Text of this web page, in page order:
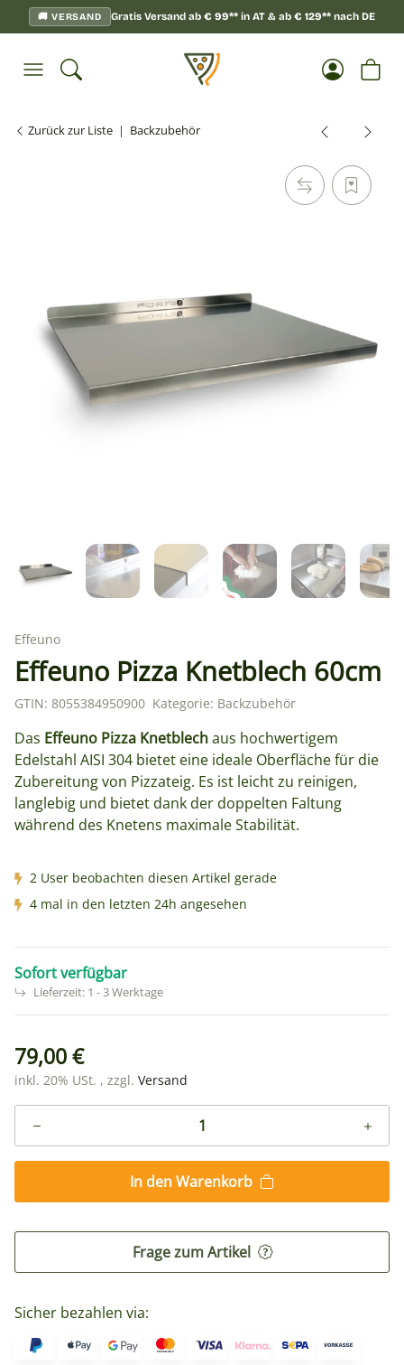
🚚 VERSAND Gratis Versand ab € 99** in AT & ab € 129** nach DE
Zurück zur Liste Backzubehör
Effeuno
Effeuno Pizza Knetblech 60cm
GTIN: 8055384950900 Kategorie: Backzubehör
Das Effeuno Pizza Knetblechaus hochwertigem
Edelstahl AISI 304 bietet eine ideale Oberfläche für die
Zubereitung von Pizzateig. Es ist leicht zu reinigen,
langlebig und bietet dank der doppelten Faltung
während des Knetens maximale Stabilität.
2 User beobachten diesen Artikel gerade
4 mal in den letzten 24h angesehen
Sofort verfügbar
Lieferzeit: 1 - 3 Werktage
79,00 €
inkl. 20% USt. , zzgl. Versand
In den Warenkorb
Frage zum Artikel
Sicher bezahlen via: